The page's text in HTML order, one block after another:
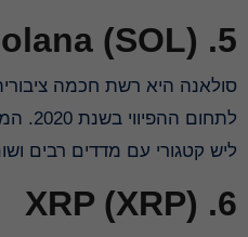
5. Solana (SOL)
סולאנה היא רשת חכמה
לתחום
ליש קטגורי עם מדדים רבים
6. XRP (XRP)